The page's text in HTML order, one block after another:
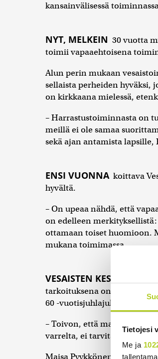
Tietojesi
Me ja
kansainvälisessä
NYT, MELKEIN 30 vuotta
toimii vapaaehtoisena
Alun perin mukaan
sellaista perheiden hyväksi,
on kirkkaana mielessä,
– Harrastustoiminnasta on
meillä ei ole samaa
sekä ajan antamista lapsille,
ENSI VUONNA koittava
hyvältä.
– On upeaa nähdä, että
on edelleen
ottamaan toiset huomioon.
mukana toimimassa.
VESAISTEN KESKUSLIITTO
tarkoituksena on kerätä
60 -vuotisjuhlajulkaisu.
– Toivon, että
varrelta, ei tarvitse olla
Maisa Pyykkönen on